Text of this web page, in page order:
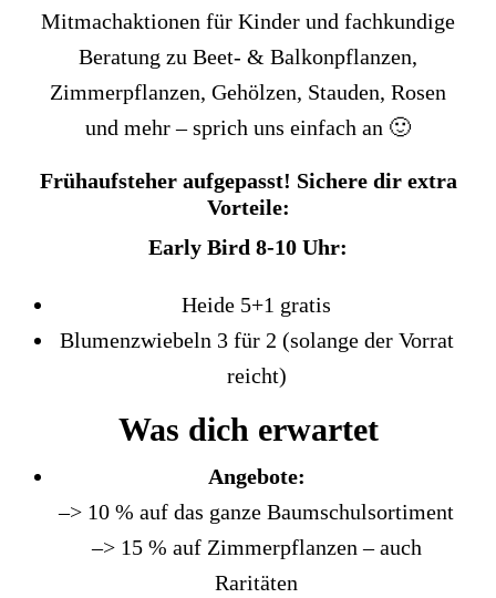
Mitmachaktionen für Kinder und fachkundige
Beratung zu Beet- & Balkonpflanzen,
Zimmerpflanzen, Gehölzen, Stauden, Rosen
und mehr – sprich uns einfach an 🙂
Frühaufsteher aufgepasst! Sichere dir extra
Vorteile:
Early Bird 8-10 Uhr:
Heide 5+1 gratis
Blumenzwiebeln 3 für 2 (solange der Vorrat
reicht)
Was dich erwartet
Angebote:
–> 10 % auf das ganze Baumschulsortiment
–> 15 % auf Zimmerpflanzen – auch
Raritäten